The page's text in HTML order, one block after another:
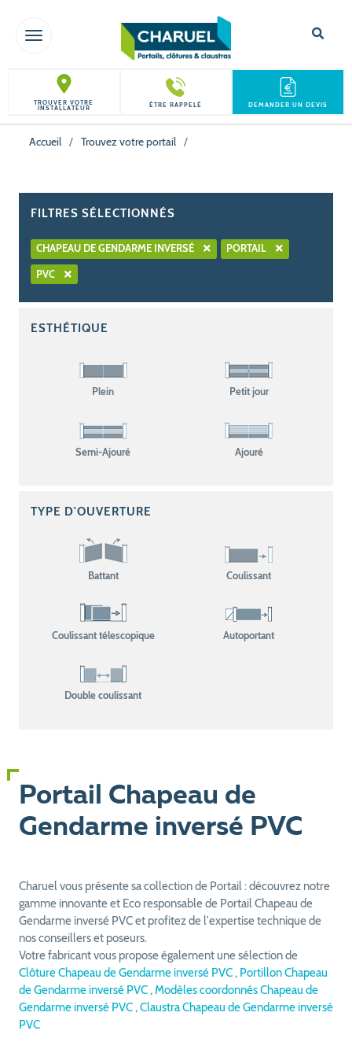
TOGGLE NAVIGATION
TROUVER VOTRE
INSTALLATEUR ÊTRE RAPPELÉ DEMANDER UN DEVIS
Accueil / Trouvez votre portail /
FILTRES SÉLECTIONNÉS
CHAPEAU DE GENDARME INVERSÉ PORTAIL
PVC
ESTHÉTIQUE
Plein Petit jour
Semi-Ajouré Ajouré
TYPE D'OUVERTURE
Battant Coulissant
Coulissant télescopique Autoportant
Double coulissant
Portail Chapeau de
Gendarme inversé PVC
Charuel vous présente sa collection de Portail : découvrez notre
gamme innovante et Eco responsable de Portail Chapeau de
Gendarme inversé PVC et profitez de l'expertise technique de
nos conseillers et poseurs.
Votre fabricant vous propose également une sélection de
Clôture Chapeau de Gendarme inversé PVC , Portillon Chapeau
de Gendarme inversé PVC ,Modèles coordonnés Chapeau de
Gendarme inversé PVC ,Claustra Chapeau de Gendarme inversé
PVC